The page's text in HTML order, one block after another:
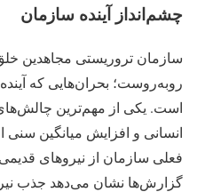
چشم‌انداز آینده سازمان
سازمان تروریستی مجاهدین
روبه‌روست؛ بحران‌هایی که
است. یکی از مهم‌ترین
انسانی و افزایش میانگین
فعلی سازمان از نیروهای
گزارش‌ها نشان می‌دهد جذب